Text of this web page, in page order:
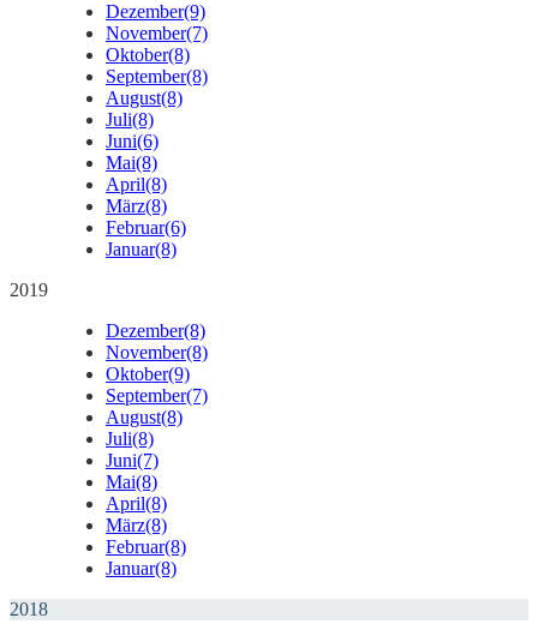
Dezember(9)
November(7)
Oktober(8)
September(8)
August(8)
Juli(8)
Juni(6)
Mai(8)
April(8)
März(8)
Februar(6)
Januar(8)
2019
Dezember(8)
November(8)
Oktober(9)
September(7)
August(8)
Juli(8)
Juni(7)
Mai(8)
April(8)
März(8)
Februar(8)
Januar(8)
2018